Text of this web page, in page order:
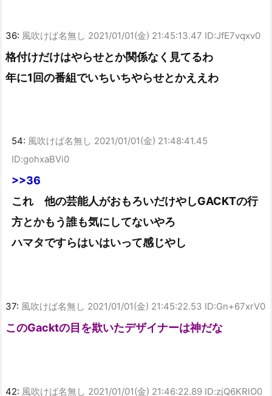
36: 風吹けば名無し 2021/01/01(金) 21:45:13.47 ID:JfE7vqxv0
格付けだけはやらせとか関係なく見てるわ
年に1回の番組でいちいちやらせとかええわ
54: 風吹けば名無し 2021/01/01(金) 21:48:41.45
ID:gohxaBVi0
>>36
これ 他の芸能人がおもろいだけやしGACKTの行
方とかもう誰も気にしてないやろ
ハマタですらはいはいって感じやし
37: 風吹けば名無し 2021/01/01(金) 21:45:22.53 ID:Gn+67xrV0
このGacktの目を欺いたデザイナーは神だな
42: 風吹けば名無し 2021/01/01(金) 21:46:22.89 ID:zjQ6KRlO0